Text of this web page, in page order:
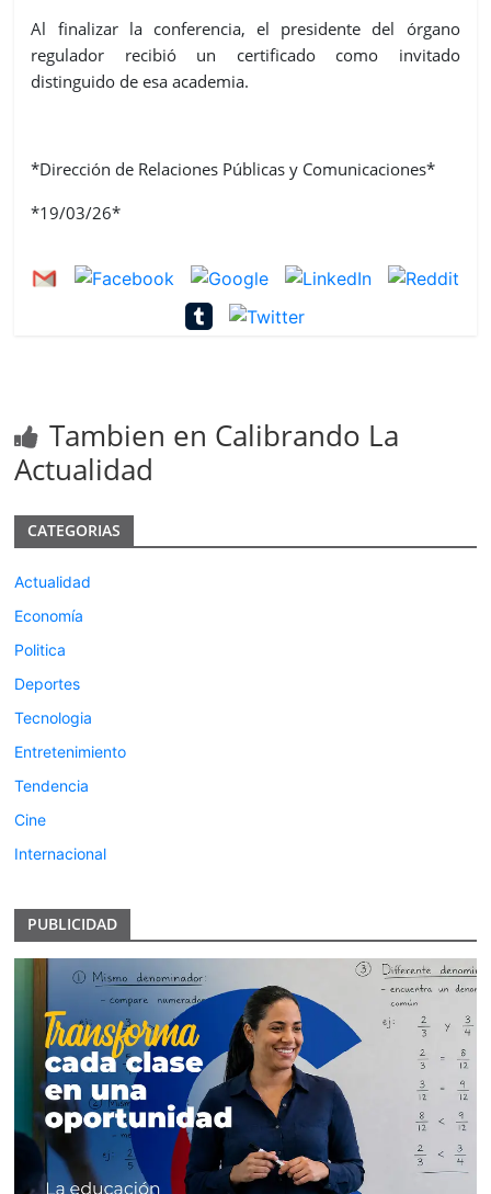
Al finalizar la conferencia, el presidente del órgano
regulador recibió un certificado como invitado
distinguido de esa academia.
*Dirección de Relaciones Públicas y Comunicaciones*
*19/03/26*
Tambien en Calibrando La
Actualidad
CATEGORIAS
Actualidad
Economía
Politica
Deportes
Tecnologia
Entretenimiento
Tendencia
Cine
Internacional
PUBLICIDAD